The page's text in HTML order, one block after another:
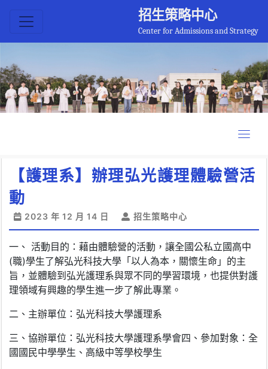
招生策略中心
Center for Admissions and Strategy
【護理系】辦理弘光護理體驗營活
動
2023 年 12 月 14 日 招生策略中心
一、 活動目的：藉由體驗營的活動，讓全國公私立國高中
(職)學生了解弘光科技大學「以人為本，關懷生命」的主
旨，並體驗到弘光護理系與眾不同的學習環境，也提供對護
理領域有興趣的學生進一步了解此專業。
二、主辦單位：弘光科技大學護理系
三、協辦單位：弘光科技大學護理系學會四、參加對象：全
國國民中學學生、高級中等學校學生